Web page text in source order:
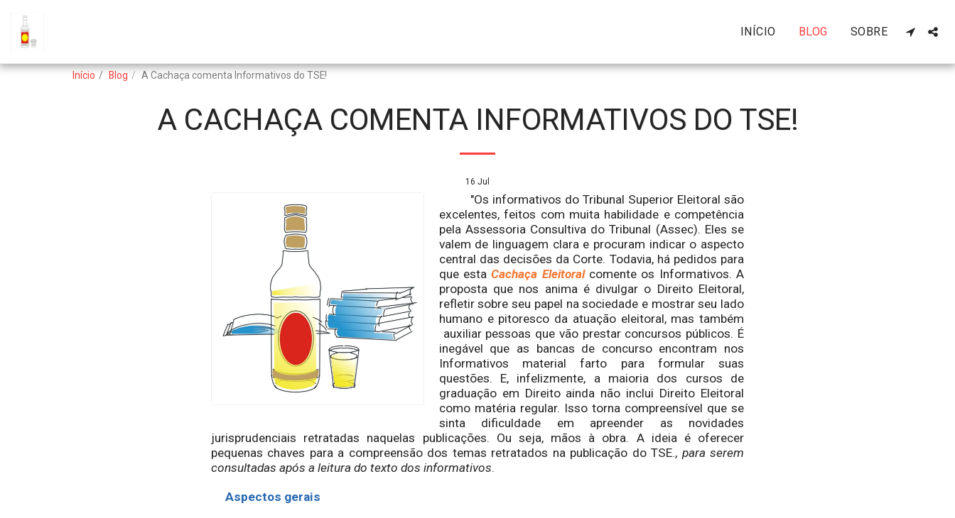
INÍCIO BLOG SOBRE
Início Blog A Cachaça comenta Informativos do TSE!
A CACHAÇA COMENTA INFORMATIVOS DO TSE!
16 Jul
"Os informativos do Tribunal Superior Eleitoral são
excelentes, feitos com muita habilidade e competência
pela Assessoria Consultiva do Tribunal (Assec). Eles se
valem de linguagem clara e procuram indicar o aspecto
central das decisões da Corte. Todavia, há pedidos para
que estaCachaça Eleitoralcomente os Informativos. A
proposta que nos anima é divulgar o Direito Eleitoral,
refletir sobre seu papel na sociedade e mostrar seu lado
humano e pitoresco da atuação eleitoral, mas também
auxiliar pessoas que vão prestar concursos públicos. É
inegável que as bancas de concurso encontram nos
Informativos material farto para formular suas
questões. E, infelizmente, a maioria dos cursos de
graduação em Direito ainda não inclui Direito Eleitoral
como matéria regular. Isso torna compreensível que se
sinta dificuldade em apreender as novidades
jurisprudenciais retratadas naquelas publicações. Ou seja, mãos à obra. A ideia é oferecer
pequenas chaves para a compreensão dos temas retratados na publicação do TSE., para serem
consultadas após a leitura do texto dos informativos.
Aspectos gerais